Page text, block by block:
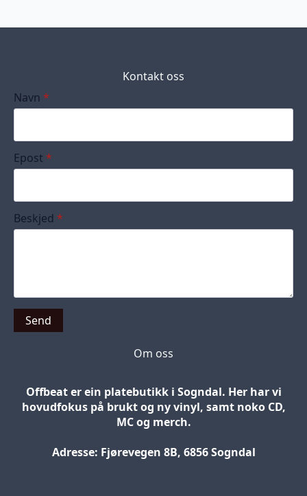
Kontakt oss
Navn *
Epost *
Beskjed *
Send
Om oss
Offbeat er ein platebutikk i Sogndal. Her har vi
hovudfokus på brukt og ny vinyl, samt noko CD,
MC og merch.
Adresse: Fjørevegen 8B, 6856 Sogndal